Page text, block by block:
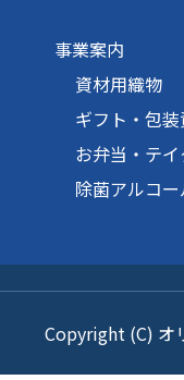
事業案内
資材用織物
ギフト・包
お弁当・テ
除菌アルコー
Copyright (C) オ